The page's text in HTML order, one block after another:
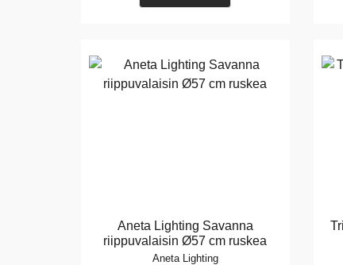
Aneta Lighting Savanna
riippuvalaisin Ø57 cm ruskea
Aneta Lighting